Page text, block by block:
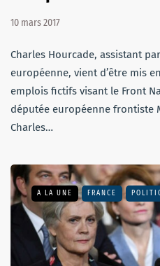
10 mars 2017
Charles Hourcade, assistant
européenne, vient d’être mis
emplois fictifs visant le Front
députée européenne frontiste
Charles…
A LA UNE FRANCE